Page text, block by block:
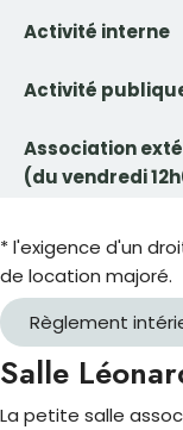
Activité interne
Activité
Association
(du vendredi
* l'exigence d'un
de location majoré.
Règlement
Salle
La petite salle